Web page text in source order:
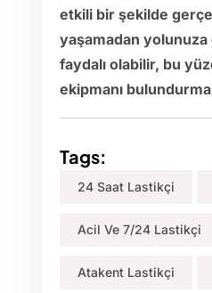
etkili bir şekilde
yaşamadan
faydalı olabilir, bu
ekipmanı
Tags:
24 Saat Lastikçi
Acil Ve 7/24 Lastikçi
Atakent Lastikçi